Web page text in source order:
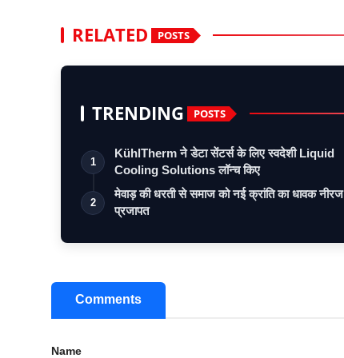
RELATED POSTS
TRENDING POSTS
1
KühlTherm ने डेटा सेंटर्स के लिए स्वदेशी Liquid
Cooling Solutions लॉन्च किए
2
मेवाड़ की धरती से समाज को नई क्रांति का धावक नीरज
प्रजापत
Comments
Name